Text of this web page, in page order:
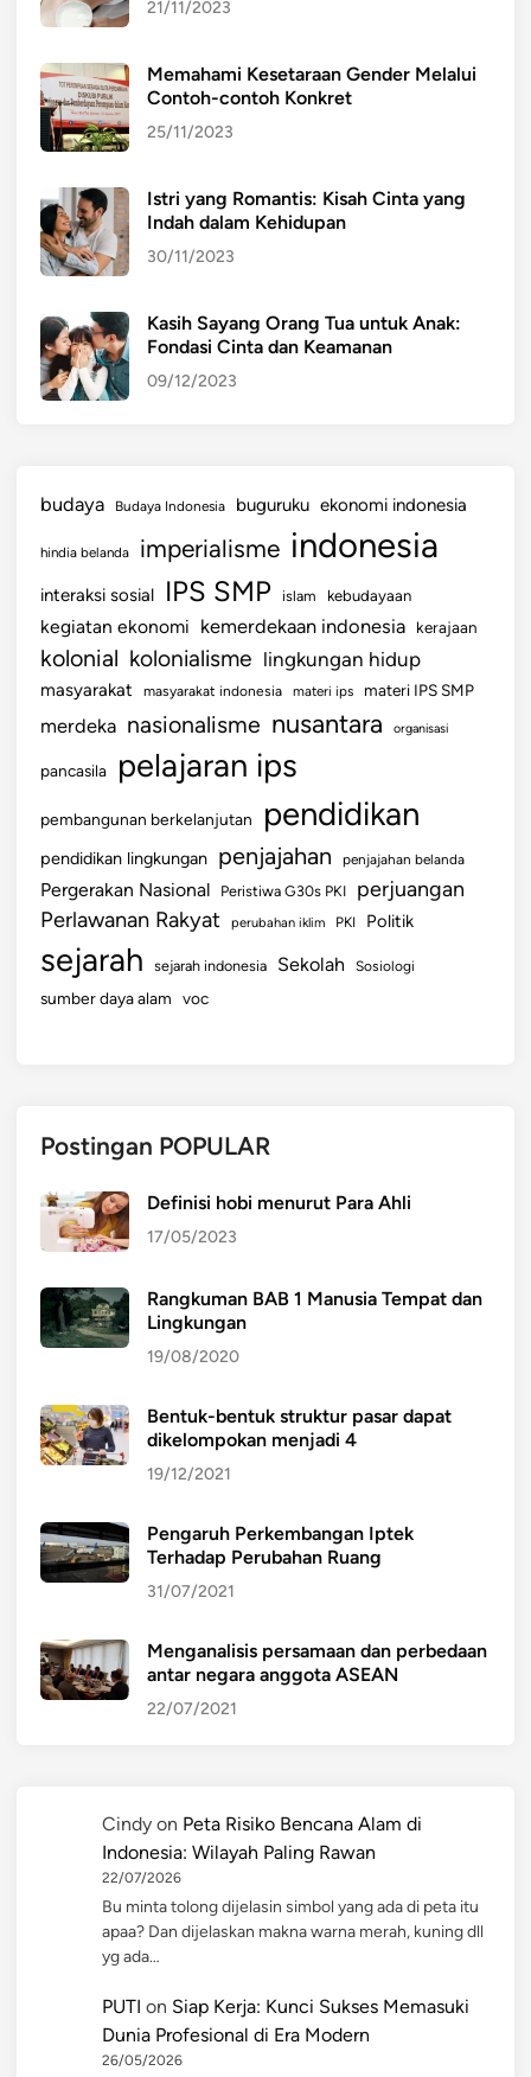
21/11/2023
Memahami Kesetaraan Gender Melalui
Contoh-contoh Konkret
25/11/2023
Istri yang Romantis: Kisah Cinta yang
Indah dalam Kehidupan
30/11/2023
Kasih Sayang Orang Tua untuk Anak:
Fondasi Cinta dan Keamanan
09/12/2023
budaya Budaya Indonesia buguruku ekonomi indonesia
hindia belanda imperialisme indonesia
interaksi sosial IPS SMP islam kebudayaan
kegiatan ekonomi kemerdekaan indonesia kerajaan
kolonial kolonialisme lingkungan hidup
masyarakat masyarakat indonesia materi ips materi IPS SMP
merdeka nasionalisme nusantara organisasi
pancasila pelajaran ips
pembangunan berkelanjutan pendidikan
pendidikan lingkungan penjajahan penjajahan belanda
Pergerakan Nasional Peristiwa G30s PKI perjuangan
Perlawanan Rakyat perubahan iklim PKI Politik
sejarah sejarah indonesia Sekolah Sosiologi
sumber daya alam voc
Postingan POPULAR
Definisi hobi menurut Para Ahli
17/05/2023
Rangkuman BAB 1 Manusia Tempat dan
Lingkungan
19/08/2020
Bentuk-bentuk struktur pasar dapat
dikelompokan menjadi 4
19/12/2021
Pengaruh Perkembangan Iptek
Terhadap Perubahan Ruang
31/07/2021
Menganalisis persamaan dan perbedaan
antar negara anggota ASEAN
22/07/2021
Cindy on Peta Risiko Bencana Alam di
Indonesia: Wilayah Paling Rawan
22/07/2026
Bu minta tolong dijelasin simbol yang ada di peta itu
apaa? Dan dijelaskan makna warna merah, kuning dll
yg ada…
PUTI on Siap Kerja: Kunci Sukses Memasuki
Dunia Profesional di Era Modern
26/05/2026